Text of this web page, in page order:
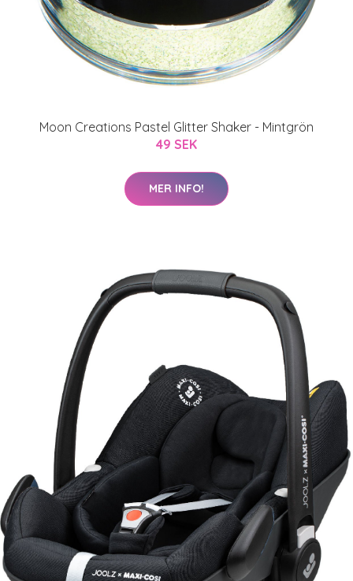
Moon Creations Pastel Glitter Shaker - Mintgrön
49 SEK
MER INFO!